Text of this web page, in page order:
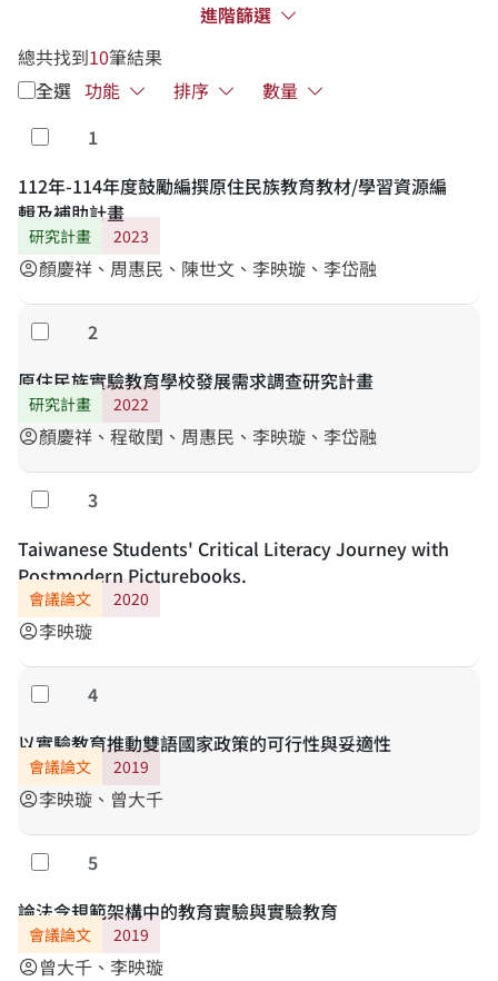
進階篩選
總共找到10筆結果
全選 功能 排序
數量
勾選
1
112年-114年度鼓勵編撰原住民族教育教材/學習資源編
輯及補助計畫
研究計畫 2023
account_circle顏慶祥、周惠民、陳世文、李映璇、李岱融
勾選
2
原住民族實驗教育學校發展需求調查研究計畫
研究計畫 2022
account_circle顏慶祥、程敬閏、周惠民、李映璇、李岱融
勾選
3
Taiwanese Students' Critical Literacy Journey with
Postmodern Picturebooks.
會議論文 2020
account_circle李映璇
勾選
4
以實驗教育推動雙語國家政策的可行性與妥適性
會議論文 2019
account_circle李映璇、曾大千
勾選
5
論法令規範架構中的教育實驗與實驗教育
會議論文 2019
account_circle曾大千、李映璇